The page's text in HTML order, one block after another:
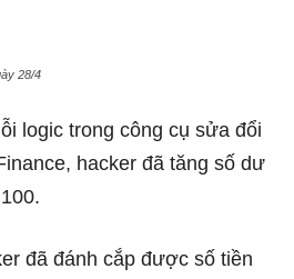
28/4
logic trong công cụ sửa đổi
hacker đã tăng số dư
đã đánh cắp được số tiền